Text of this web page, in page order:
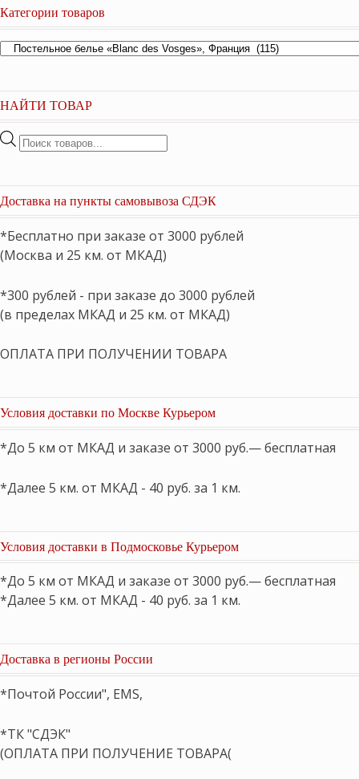
Категории товаров
НАЙТИ ТОВАР
Поиск
Доставка на пункты самовывоза СДЭК
*Бесплатно при заказе от 3000 рублей
(Москва и 25 км. от МКАД)
*300 рублей - при заказе до 3000 рублей
(в пределах МКАД и 25 км. от МКАД)
ОПЛАТА ПРИ ПОЛУЧЕНИИ ТОВАРА
Условия доставки по Москве Курьером
*До 5 км от МКАД и заказе от 3000 руб.— бесплатная
*Далее 5 км. от МКАД - 40 руб. за 1 км.
Условия доставки в Подмосковье Курьером
*До 5 км от МКАД и заказе от 3000 руб.— бесплатная
*Далее 5 км. от МКАД - 40 руб. за 1 км.
Доставка в регионы России
*Почтой России", EMS,
*ТК "СДЭК"
(ОПЛАТА ПРИ ПОЛУЧЕНИЕ ТОВАРА(